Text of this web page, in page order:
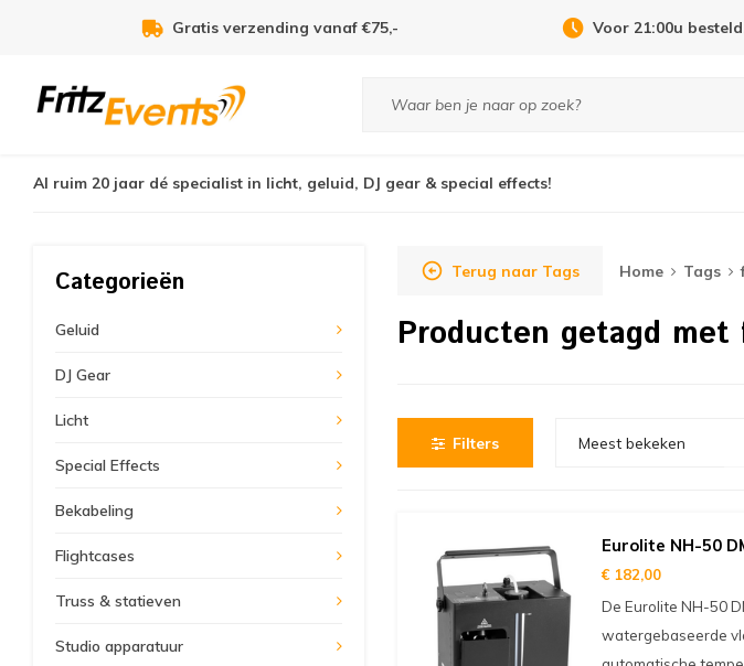
Gratis verzending vanaf €75,- Voor 21:00u
Al ruim 20 jaar dé specialist in licht, geluid, DJ gear & special effects!
Categorieën
Geluid
DJ Gear
Licht
Special Effects
Bekabeling
Flightcases
Truss & statieven
Studio apparatuur
Terug naar Tags Home Tags
Producten getagd met
Filters Meest bekeken
Eurolite NH-50
€ 182,00
De Eurolite NH-50
watergebaseerde